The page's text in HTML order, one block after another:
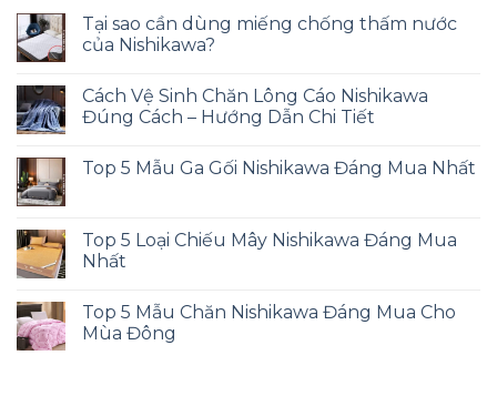
Tại sao cần dùng miếng chống thấm nước
của Nishikawa?
Cách Vệ Sinh Chăn Lông Cáo Nishikawa
Đúng Cách – Hướng Dẫn Chi Tiết
Top 5 Mẫu Ga Gối Nishikawa Đáng Mua Nhất
Top 5 Loại Chiếu Mây Nishikawa Đáng Mua
Nhất
Top 5 Mẫu Chăn Nishikawa Đáng Mua Cho
Mùa Đông